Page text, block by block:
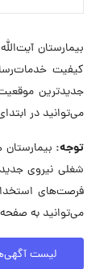
بیمارستان
کیفیت
جدیدترین
می‌توانید در
توجه:
شغلی نیروی
فرصت‌های
می‌توانید به
لیست